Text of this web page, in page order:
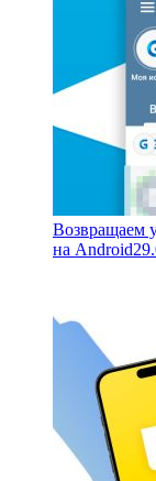
Возвращаем
на Android